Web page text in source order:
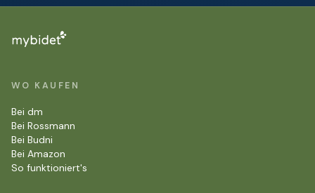
WO KAUFEN
Bei dm
Bei Rossmann
Bei Budni
Bei Amazon
So funktioniert's